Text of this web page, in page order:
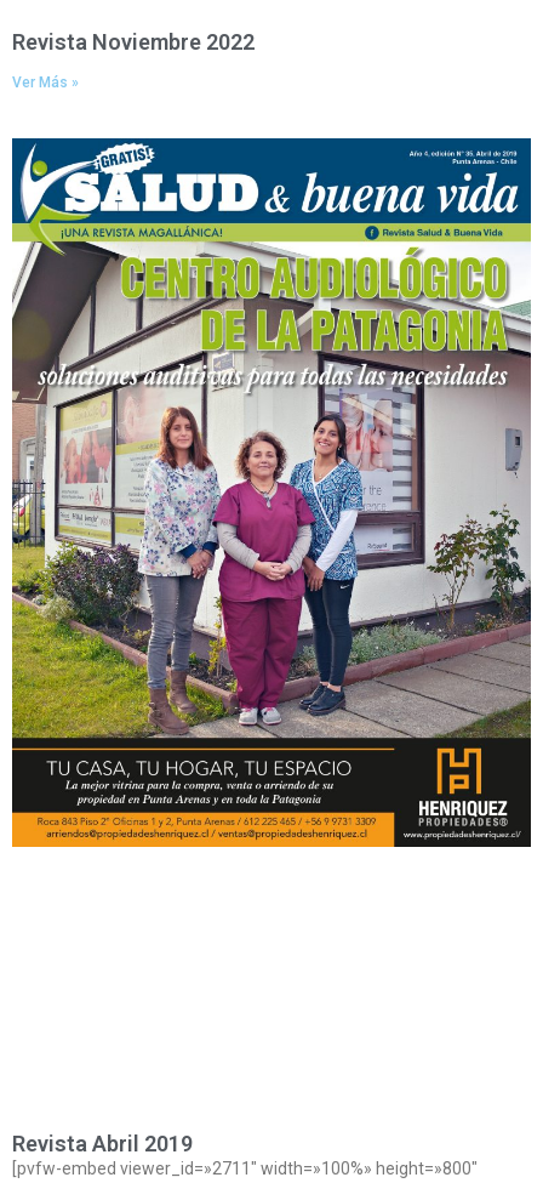
Revista Noviembre 2022
Ver Más »
Revista Abril 2019
[pvfw-embed viewer_id=»2711″ width=»100%» height=»800″